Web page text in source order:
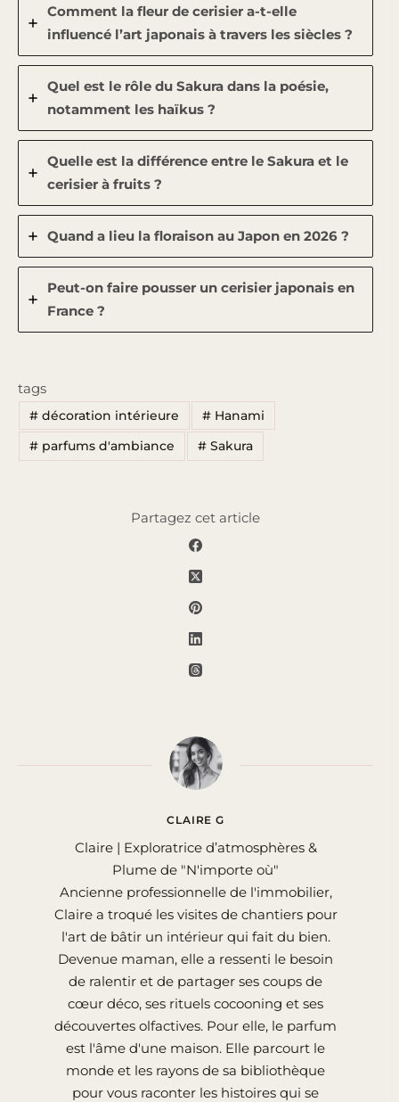
Comment la fleur de cerisier a-t-elle
influencé l’art japonais à travers les siècles ?
Quel est le rôle du Sakura dans la poésie,
notamment les haïkus ?
Quelle est la différence entre le Sakura et le
cerisier à fruits ?
Quand a lieu la floraison au Japon en 2026 ?
Peut-on faire pousser un cerisier japonais en
France ?
tags
#décoration intérieure #Hanami
#parfums d'ambiance #Sakura
Partagez cet article
CLAIRE G
Claire | Exploratrice d’atmosphères &
Plume de "N'importe où"
Ancienne professionnelle de l'immobilier,
Claire a troqué les visites de chantiers pour
l'art de bâtir un intérieur qui fait du bien.
Devenue maman, elle a ressenti le besoin
de ralentir et de partager ses coups de
cœur déco, ses rituels cocooning et ses
découvertes olfactives. Pour elle, le parfum
est l'âme d'une maison. Elle parcourt le
monde et les rayons de sa bibliothèque
pour vous raconter les histoires qui se